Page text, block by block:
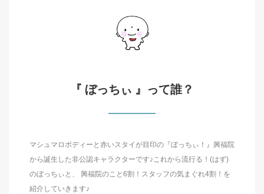
『 ぼっちぃ 』って誰？
マシュマロボディーと赤いスタイが目印の『ぼっちぃ！』興福院
から誕生した非公認キャラクターです♪これから流行る！(はず)
のぼっちぃと、 興福院のこと6割！スタッフの気まぐれ4割！を
紹介していきます♪